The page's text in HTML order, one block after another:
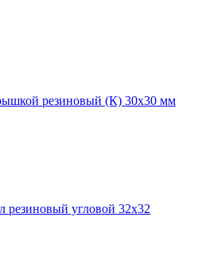
резиновый (К) 30х30 мм
резиновый угловой 32х32